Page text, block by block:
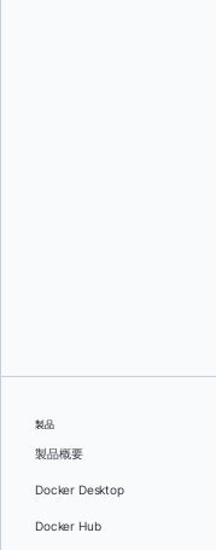
製品
製品概要
Docker Desktop
Docker Hub